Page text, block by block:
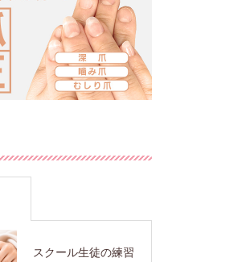
スクール生徒の練習